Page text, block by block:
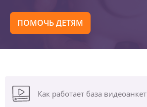
ПОМОЧЬ ДЕТЯМ
Как работает база видеоанкет